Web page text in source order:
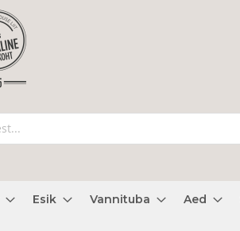
Esik Vannituba Aed